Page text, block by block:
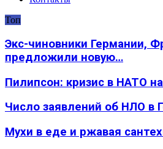
Топ
Экс-чиновники Германии,
предложили новую…
Пилипсон: кризис в НАТО
Число заявлений об НЛО в
Мухи в еде и ржавая